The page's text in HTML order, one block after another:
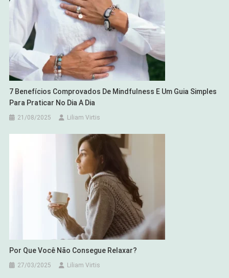
7 Benefícios Comprovados De Mindfulness E Um Guia Simples
Para Praticar No Dia A Dia
21/08/2025 Liliam Virtis
Por Que Você Não Consegue Relaxar?
27/03/2025 Liliam Virtis